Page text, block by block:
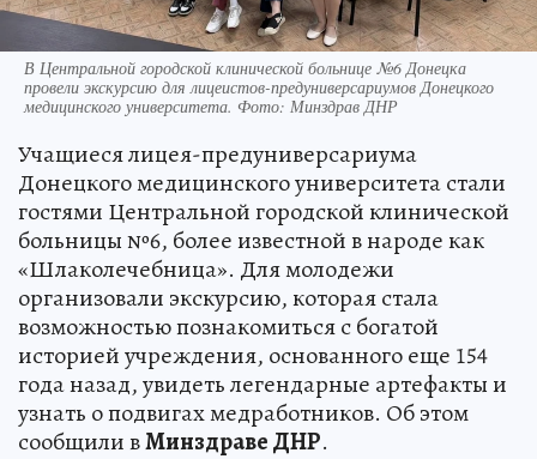
В Центральной городской клинической больнице №6 Донецка
провели экскурсию для лицеистов-предуниверсариумов Донецкого
медицинского университета. Фото: Минздрав ДНР
Учащиеся лицея-предуниверсариума
Донецкого медицинского университета стали
гостями Центральной городской клинической
больницы №6, более известной в народе как
«Шлаколечебница». Для молодежи
организовали экскурсию, которая стала
возможностью познакомиться с богатой
историей учреждения, основанного еще 154
года назад, увидеть легендарные артефакты и
узнать о подвигах медработников. Об этом
сообщили вМинздраве ДНР.